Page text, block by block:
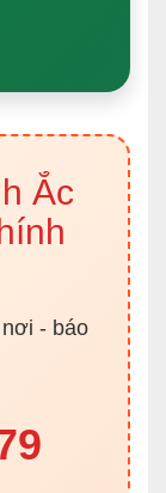
Ắc
- báo